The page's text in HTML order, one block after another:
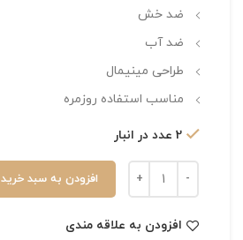
ضد خش
ضد آب
طراحی مینیمال
مناسب استفاده روزمره
2 عدد در انبار
افزودن به سبد خرید
افزودن به علاقه مندی